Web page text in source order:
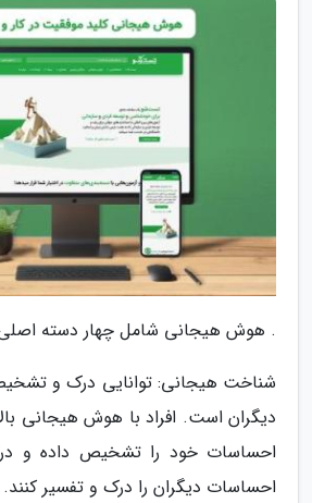
. هوش هیجانی شامل چهار دسته
شناخت هیجانی: توانایی درک و
دیگران است. افراد با هوش هیجانی
احساسات خود را تشخیص داده و
احساسات دیگران را درک و تفسیر کنند.